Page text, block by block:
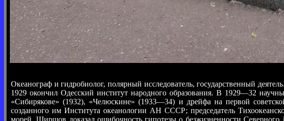
Океанограф и гидробиолог, полярный исследователь, государственный
1929 окончил Одесский институт народного образования. В 1929—32
«Сибирякове» (1932), «Челюскине» (1933—34) и дрейфа на первой
созданного им Института океанологии АН СССР; председатель
морей. Ширшов доказал ошибочность гипотезы о безжизненности